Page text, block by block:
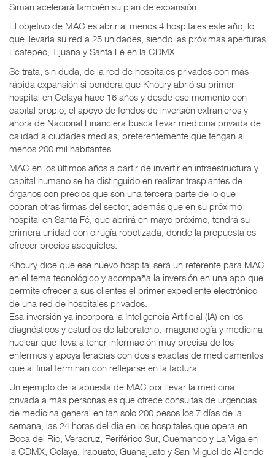
Siman acelerará también su plan de expansión.
El objetivo de MAC es abrir al menos 4 hospitales este año, lo
que llevaría su red a 25 unidades, siendo las próximas aperturas
Ecatepec, Tijuana y Santa Fé en la CDMX.
Se trata, sin duda, de la red de hospitales privados con más
rápida expansión si pondera que Khoury abrió su primer
hospital en Celaya hace 16 años y desde ese momento con
capital propio, el apoyo de fondos de inversión extranjeros y
ahora de Nacional Financiera busca llevar medicina privada de
calidad a ciudades medias, preferentemente que tengan al
menos 200 mil habitantes.
MAC en los últimos años a partir de invertir en infraestructura y
capital humano se ha distinguido en realizar trasplantes de
órganos con precios que son una tercera parte de lo que
cobran otras firmas del sector, además que en su próximo
hospital en Santa Fé, que abrirá en mayo próximo, tendrá su
primera unidad con cirugía robotizada, donde la propuesta es
ofrecer precios asequibles.
Khoury dice que ese nuevo hospital será un referente para MAC
en el tema tecnológico y acompaña la inversión en una app que
permite ofrecer a sus clientes el primer expediente electrónico
de una red de hospitales privados.
Esa inversión ya incorpora la Inteligencia Artificial (IA) en los
diagnósticos y estudios de laboratorio, imagenología y medicina
nuclear que lleva a tener información muy precisa de los
enfermos y apoya terapias con dosis exactas de medicamentos
que al final terminan con reflejarse en la factura.
Un ejemplo de la apuesta de MAC por llevar la medicina
privada a más personas es que ofrece consultas de urgencias
de medicina general en tan solo 200 pesos los 7 días de la
semana, las 24 horas del dia en los hospitales que opera en
Boca del Rio, Veracruz; Periférico Sur, Cuemanco y La Viga en
la CDMX; Celaya, Irapuato, Guanajuato y San Miguel de Allende